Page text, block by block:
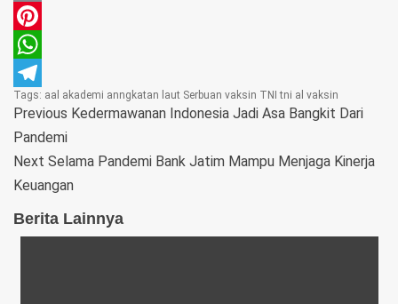
Email
Pinterest
WhatsApp
Telegram
Tags: aal akademi anngkatan laut Serbuan vaksin TNI tni al vaksin
Previous Kedermawanan Indonesia Jadi Asa Bangkit Dari
Pandemi
Next Selama Pandemi Bank Jatim Mampu Menjaga Kinerja
Keuangan
Berita Lainnya